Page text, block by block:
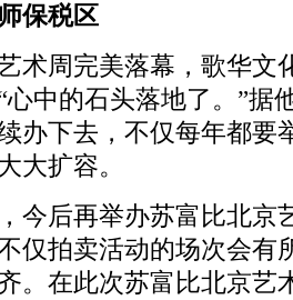
保税区
周完美落幕，歌华文
心中的石头落地了。”据
办下去，不仅每年都要
大扩容。
后再举办苏富比北京
仅拍卖活动的场次会有
。在此次苏富比北京艺